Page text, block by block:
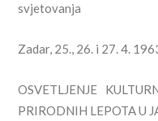
svjetovanja
Zadar, 25., 26. i 27. 4.
OSVETLJENJE
PRIRODNIH LEPOTA U